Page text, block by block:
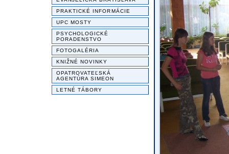
PRAKTICKÉ INFORMÁCIE
UPC MOSTY
PSYCHOLOGICKÉ
PORADENSTVO
FOTOGALÉRIA
KNIŽNÉ NOVINKY
OPATROVATEĽSKÁ
AGENTÚRA SIMEON
LETNÉ TÁBORY